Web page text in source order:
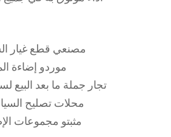
مصنعي قطع غيار
موردو إضاءة
تجار جملة ما بعد البيع
محلات تصليح
مثبتو مجموعات